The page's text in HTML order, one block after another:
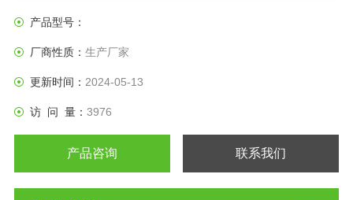
产品型号：
厂商性质： 生产厂家
更新时间： 2024-05-13
访 问 量： 3976
产品咨询 联系我们